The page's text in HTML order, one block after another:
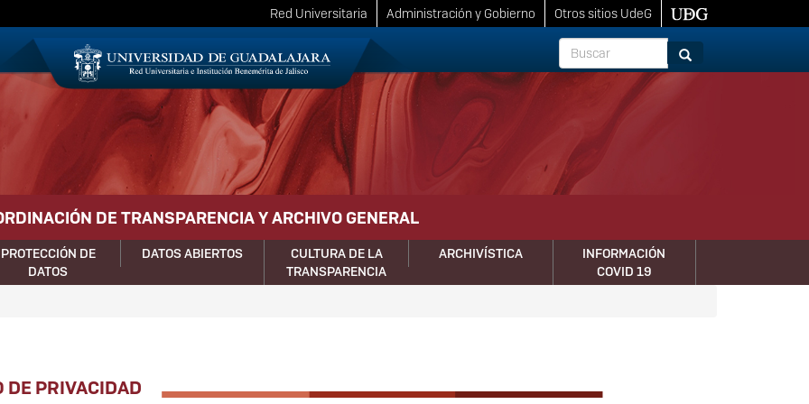
Red Universitaria Administración y Gobierno
Otros sitios UdeG
Buscar
Buscar
DE TRANSPARENCIA Y ARCHIVO GENERAL
PROTECCIÓN DE
DATOS
DATOS ABIERTOS
CULTURA DE LA
TRANSPARENCIA
ARCHIVÍSTICA
INFORMACIÓN
COVID 19
DE PRIVACIDAD